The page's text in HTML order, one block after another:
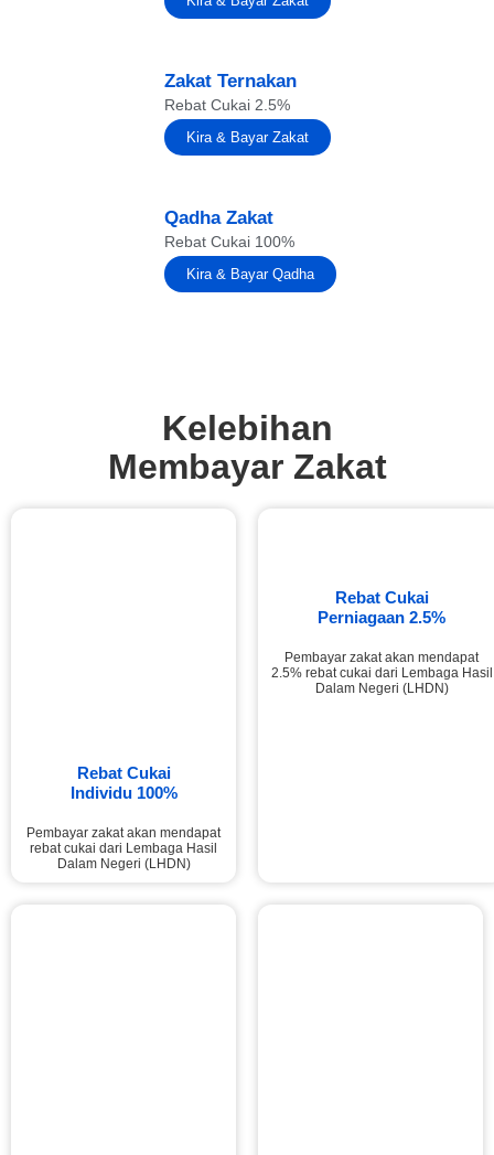
Zakat Ternakan
Rebat Cukai 2.5%
Kira & Bayar Zakat
Qadha Zakat
Rebat Cukai 100%
Kira & Bayar Qadha
Kelebihan
Membayar Zakat
Rebat Cukai
Individu 100%
Pembayar zakat akan mendapat
rebat cukai dari Lembaga Hasil
Dalam Negeri (LHDN)
Rebat Cukai
Perniagaan 2.5%
Pembayar zakat akan mendapat
2.5% rebat cukai dari Lembaga Hasil
Dalam Negeri (LHDN)